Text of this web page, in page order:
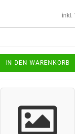
inkl.
IN DEN WARENKORB